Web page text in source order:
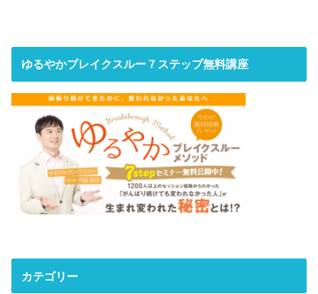
ゆるやかブレイクスルー７ステップ無料講座
カテゴリー